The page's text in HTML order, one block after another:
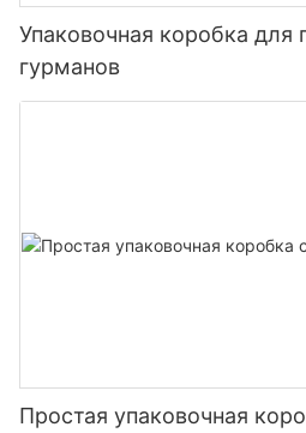
Упаковочная коробка для
гурманов
Простая упаковочная